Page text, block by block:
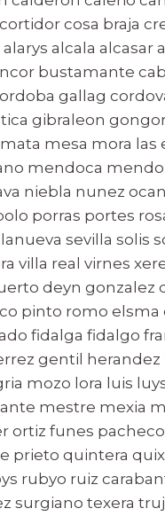
cosa braja
alcala alcasar
bustamante
gallag
gibraleon
mesa mora
mendoca
niebla nunez
porras portes
sevilla solis
villa real virnes
deyn gonzalez
pinto romo elsma
fidalga fidalgo
gentil
mozo lora luis
mestre mexia
funes
prieto quintera
rubyo ruiz
surgiano texera